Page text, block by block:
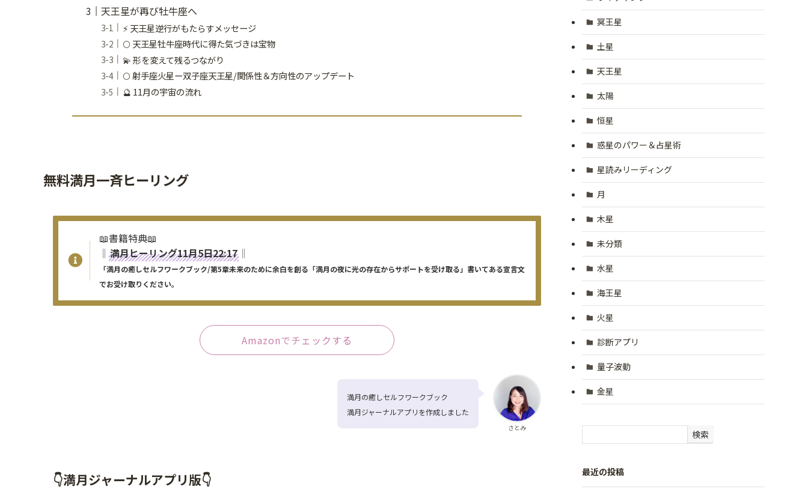
天王星が再び牡牛座へ
⚡ 天王星逆行がもたらすメッセージ
🌕 天王星牡牛座時代に得た気づきは宝物
💫 形を変えて残るつながり
🌕 射手座火星ー双子座天王星/関係性＆方向性のアップデート
🔮 11月の宇宙の流れ
無料満月一斉ヒーリング
📖書籍特典📖
‖ 満月ヒーリング11月5日22:17 ‖
「満月の癒しセルフワークブック/第5章未来のために余白を創る「満月の夜に光の存在からサポートを受け取る」書いてある宣言文
でお受け取りください。
Amazonでチェックする
さとみ
満月の癒しセルフワークブック
満月ジャーナルアプリを作成しました
👇満月ジャーナルアプリ版👇
冥王星
土星
天王星
太陽
恒星
惑星のパワー＆占星術
星読みリーディング
月
木星
未分類
水星
海王星
火星
診断アプリ
量子波動
金星
検索
最近の投稿